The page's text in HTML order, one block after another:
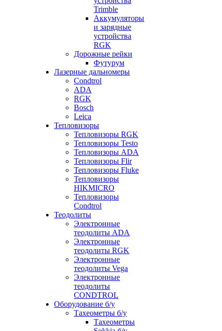
Trimble
Аккумуляторы
и зарядные
устройства
RGK
Дорожные рейки
Футурум
Лазерные дальномеры
Condtrol
ADA
RGK
Bosch
Leica
Тепловизоры
Тепловизоры RGK
Тепловизоры Testo
Тепловизоры ADA
Тепловизоры Flir
Тепловизоры Fluke
Тепловизоры
HIKMICRO
Тепловизоры
Condtrol
Теодолиты
Электронные
теодолиты ADA
Электронные
теодолиты RGK
Электронные
теодолиты Vega
Электронные
теодолиты
CONDTROL
Оборудование б/у
Тахеометры б/у
Тахеометры